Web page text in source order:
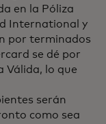
en la Póliza
International y
por terminados
se dé por
Válida, lo que
serán
como sea